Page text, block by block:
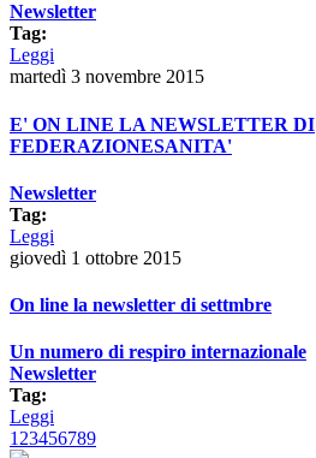
Newsletter
Tag:
Leggi
martedì 3 novembre 2015
E' ON LINE LA NEWSLETTER DI
FEDERAZIONESANITA'
Newsletter
Tag:
Leggi
giovedì 1 ottobre 2015
On line la newsletter di settmbre
Un numero di respiro internazionale
Newsletter
Tag:
Leggi
123456789